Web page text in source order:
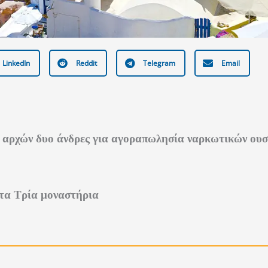
LinkedIn Reddit Telegram Email
δυο άνδρες για αγοραπωλησία ναρκωτικών
Τρία μοναστήρια